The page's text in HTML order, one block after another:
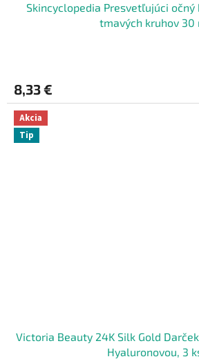
Skincyclopedia Presvetľujúci očný
tmavých kruhov 30
8,33 €
Akcia
Tip
Victoria Beauty 24K Silk Gold
Hyaluronovou, 3